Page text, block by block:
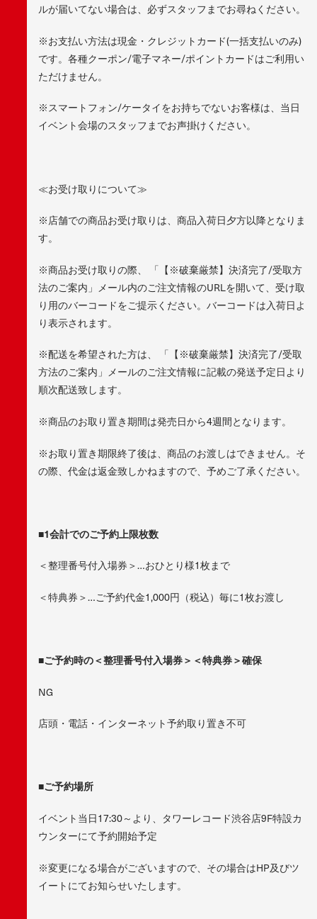
ルが届いてない場合は、必ずスタッフまでお尋ねください。
※お支払い方法は現金・クレジットカード(一括支払いのみ)
です。各種クーポン/電子マネー/ポイントカードはご利用い
ただけません。
※スマートフォン/ケータイをお持ちでないお客様は、当日
イベント会場のスタッフまでお声掛けください。
≪お受け取りについて≫
※店舗での商品お受け取りは、商品入荷日夕方以降となりま
す。
※商品お受け取りの際、 「【※破棄厳禁】決済完了/受取方
法のご案内」メール内のご注文情報のURLを開いて、受け取
り用のバーコードをご提示ください。バーコードは入荷日よ
り表示されます。
※配送を希望された方は、 「【※破棄厳禁】決済完了/受取
方法のご案内」メールのご注文情報に記載の発送予定日より
順次配送致します。
※商品のお取り置き期間は発売日から4週間となります。
※お取り置き期限終了後は、商品のお渡しはできません。そ
の際、代金は返金致しかねますので、予めご了承ください。
■1会計でのご予約上限枚数
＜整理番号付入場券＞…おひとり様1枚まで
＜特典券＞…ご予約代金1,000円（税込）毎に1枚お渡し
■ご予約時の＜整理番号付入場券＞＜特典券＞確保
NG
店頭・電話・インターネット予約取り置き不可
■ご予約場所
イベント当日17:30～より、タワーレコード渋谷店9F特設カ
ウンターにて予約開始予定
※変更になる場合がございますので、その場合はHP及びツ
イートにてお知らせいたします。